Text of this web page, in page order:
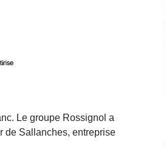
Le groupe Rossignol a
de Sallanches, entreprise